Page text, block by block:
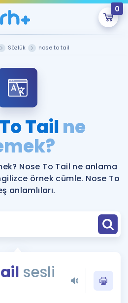
0
Hatırlamıyorum
Şu An Boş.
hazırlayacak onlarca eğitim seni
bekliyor!
İngilizce Gramer
Sözlük nose to tail
Tailne
Nose To Tail ne anlama
örnek cümle. Nose To
anlamlıları.
sesli